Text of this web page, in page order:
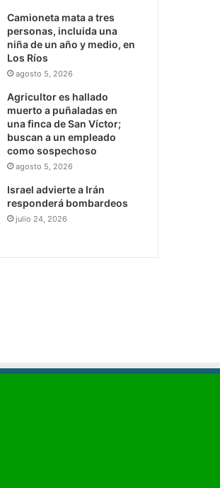
Camioneta mata a tres
personas, incluida una
niña de un año y medio, en
Los Ríos
agosto 5, 2026
Agricultor es hallado
muerto a puñaladas en
una finca de San Víctor;
buscan a un empleado
como sospechoso
agosto 5, 2026
Israel advierte a Irán
responderá bombardeos
julio 24, 2026